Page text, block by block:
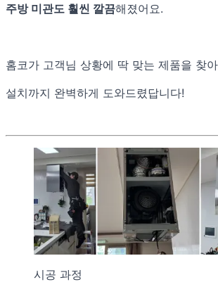
주방 미관도 훨씬 깔끔해졌어요.
홈코가 고객님 상황에 딱 맞는 제품을 찾
설치까지 완벽하게 도와드렸답니다!
시공 과정